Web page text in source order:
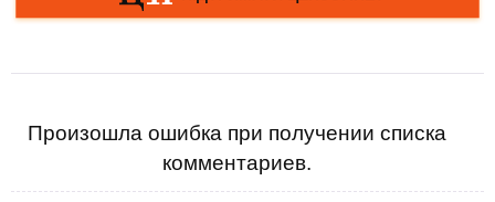
Произошла ошибка при получении списка
комментариев.